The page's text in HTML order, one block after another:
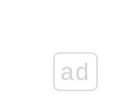
ad